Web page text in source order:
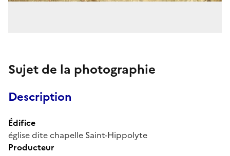
Sujet de la photographie
Description
Édifice
église dite chapelle Saint-Hippolyte
Producteur